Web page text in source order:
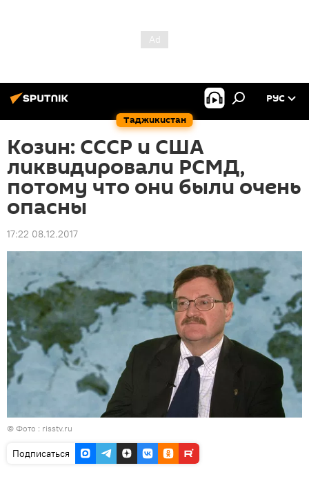
Таджикистан
РУС
Козин: СССР и США
ликвидировали РСМД,
потому что они были очень
опасны
17:22 08.12.2017
© Фото : risstv.ru
Подписаться